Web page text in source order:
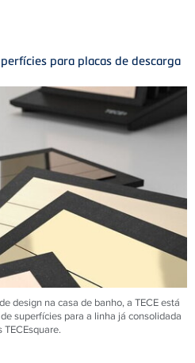
para placas de descarga
design na casa de banho, a TECE está
superfícies para a linha já consolidada